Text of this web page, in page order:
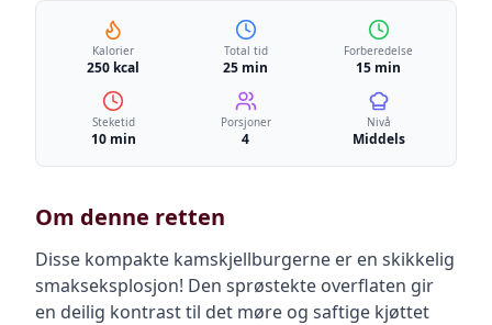
Kalorier
250 kcal
Total tid
25 min
Forberedelse
15 min
Steketid
10 min
Porsjoner
4
Nivå
Middels
Om denne retten
Disse kompakte kamskjellburgerne er en skikkelig
smakseksplosjon! Den sprøstekte overflaten gir
en deilig kontrast til det møre og saftige kjøttet